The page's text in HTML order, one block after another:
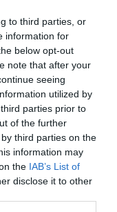
to third parties, or
information for
below opt-out
note that after your
seeing
utilized by
parties prior to
of the further
third parties on the
information may
the IAB’s List of
disclose it to other
acută de
deficitul de
candidaţilor.
Mijlociu şi Africa
sunt cele
şi de ingineri.
(48%) şi Elvetia
în